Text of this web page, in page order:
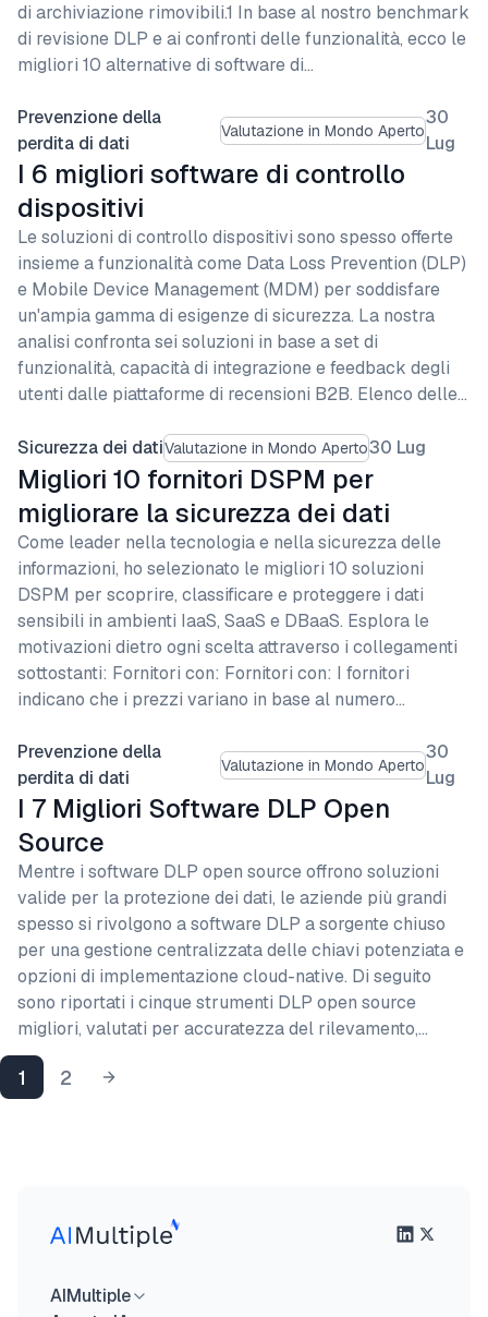
di archiviazione rimovibili.1 In base al nostro benchmark
di revisione DLP e ai confronti delle funzionalità, ecco le
migliori 10 alternative di software di…
Prevenzione della
perdita di dati
Valutazione in Mondo Aperto
30
Lug
I 6 migliori software di controllo
dispositivi
Le soluzioni di controllo dispositivi sono spesso offerte
insieme a funzionalità come Data Loss Prevention (DLP)
e Mobile Device Management (MDM) per soddisfare
un'ampia gamma di esigenze di sicurezza. La nostra
analisi confronta sei soluzioni in base a set di
funzionalità, capacità di integrazione e feedback degli
utenti dalle piattaforme di recensioni B2B. Elenco delle…
Sicurezza dei datiValutazione in Mondo Aperto30 Lug
Migliori 10 fornitori DSPM per
migliorare la sicurezza dei dati
Come leader nella tecnologia e nella sicurezza delle
informazioni, ho selezionato le migliori 10 soluzioni
DSPM per scoprire, classificare e proteggere i dati
sensibili in ambienti IaaS, SaaS e DBaaS. Esplora le
motivazioni dietro ogni scelta attraverso i collegamenti
sottostanti: Fornitori con: Fornitori con: I fornitori
indicano che i prezzi variano in base al numero…
Prevenzione della
perdita di dati
Valutazione in Mondo Aperto
30
Lug
I 7 Migliori Software DLP Open
Source
Mentre i software DLP open source offrono soluzioni
valide per la protezione dei dati, le aziende più grandi
spesso si rivolgono a software DLP a sorgente chiuso
per una gestione centralizzata delle chiavi potenziata e
opzioni di implementazione cloud-native. Di seguito
sono riportati i cinque strumenti DLP open source
migliori, valutati per accuratezza del rilevamento,…
1 2
AIMultiple